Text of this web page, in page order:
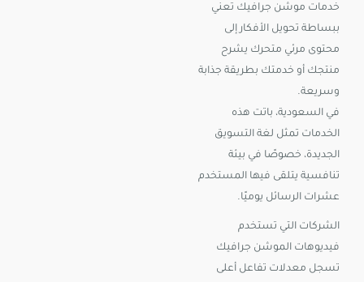
خدمات موشن جرافيك تعني
ببساطة تحويل الأفكار إلى
محتوى مرئي متحرك يشرح
منتجك أو خدمتك بطريقة جذابة
وسريعة.
في السعودية، باتت هذه
الخدمات تمثل لغة التسويق
الجديدة، خصوصًا في بيئة
تنافسية يتلقى فيها المستخدم
عشرات الرسائل يوميًا.
الشركات التي تستخدم
فيديوهات الموشن جرافيك
تسجل معدلات تفاعل أعلى